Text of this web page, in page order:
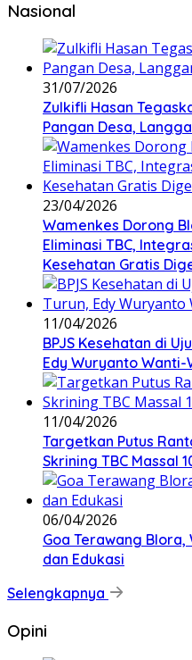
Nasional
31/07/2026
Zulkifli Hasan
Pangan Desa,
23/04/2026
Wamenkes Dorong
Eliminasi TBC,
Kesehatan Gratis
11/04/2026
BPJS Kesehatan di
Edy Wuryanto Wanti-
11/04/2026
‎Targetkan Putus
Skrining TBC Massal
06/04/2026
Goa Terawang Blora,
dan Edukasi
Selengkapnya
Opini